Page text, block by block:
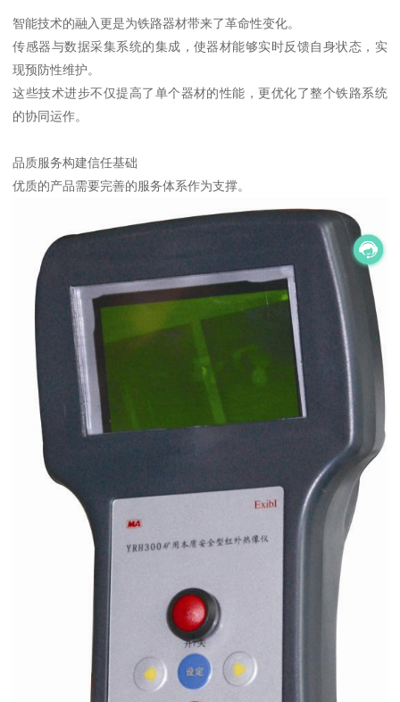
智能技术的融入更是为铁路器材带来了革命性变化。
传感器与数据采集系统的集成，使器材能够实时反馈自身状态，实
现预防性维护。
这些技术进步不仅提高了单个器材的性能，更优化了整个铁路系统
的协同运作。
品质服务构建信任基础
优质的产品需要完善的服务体系作为支撑。